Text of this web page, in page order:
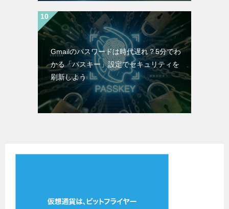
Gmailのパスワードは時代遅れ？5分でわ
かる「パスキー」設定でセキュリティを
刷新しよう